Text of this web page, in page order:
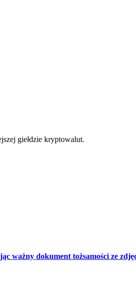
giełdzie kryptowalut.
ważny dokument tożsamości ze